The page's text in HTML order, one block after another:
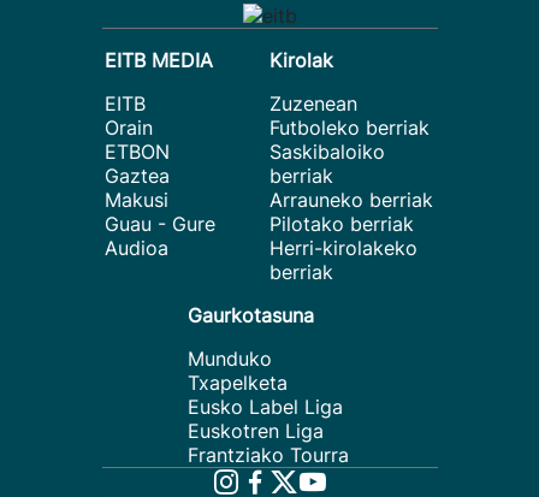
EITB MEDIA
EITB
Orain
ETBON
Gaztea
Makusi
Guau - Gure
Audioa
Kirolak
Zuzenean
Futboleko berriak
Saskibaloiko
berriak
Arrauneko berriak
Pilotako berriak
Herri-kirolakeko
berriak
Gaurkotasuna
Munduko
Txapelketa
Eusko Label Liga
Euskotren Liga
Frantziako Tourra